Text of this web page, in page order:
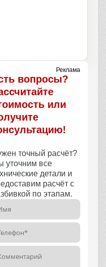
Реклама
вопросы?
или
точный расчёт?
уточним все
детали и
расчёт с
по этапам.